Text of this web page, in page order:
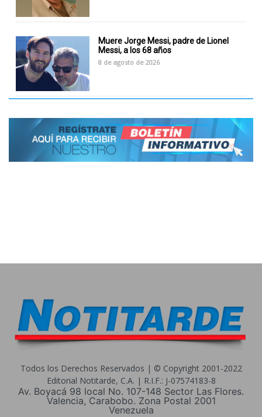
Muere Jorge Messi, padre de Lionel
Messi, a los 68 años
8 de agosto de 2026
Todos los Derechos Reservados | © Copyright 2001-2022
Editorial Notitarde, C.A. | R.I.F.: J-07574183-8
Av. Boyacá 98 local No. 107-148 Sector Las Flores.
Valencia, Carabobo. Zona Postal 2001
Venezuela